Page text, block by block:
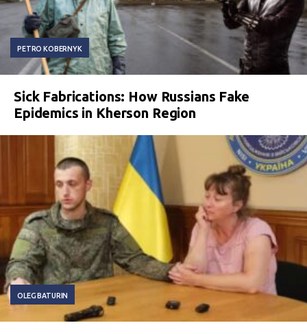
PETRO KOBERNYK
Sick Fabrications: How Russians Fake
Epidemics in Kherson Region
OLEG BATURIN